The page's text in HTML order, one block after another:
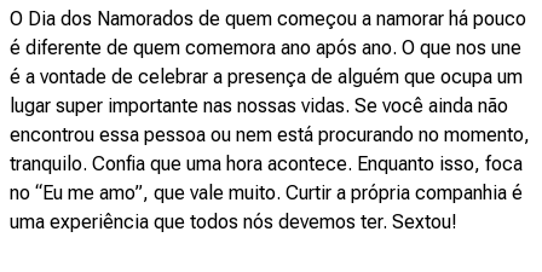
O Dia dos Namorados de quem começou a namorar há pouco
é diferente de quem comemora ano após ano. O que nos une
é a vontade de celebrar a presença de alguém que ocupa um
lugar super importante nas nossas vidas. Se você ainda não
encontrou essa pessoa ou nem está procurando no momento,
tranquilo. Confia que uma hora acontece. Enquanto isso, foca
no “Eu me amo”, que vale muito. Curtir a própria companhia é
uma experiência que todos nós devemos ter. Sextou!